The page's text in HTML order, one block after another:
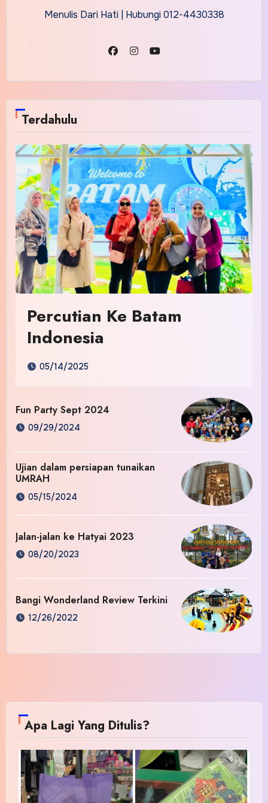
Menulis Dari Hati | Hubungi 012-4430338
Terdahulu
Percutian Ke Batam
Indonesia
05/14/2025
Fun Party Sept 2024
09/29/2024
Ujian dalam persiapan tunaikan
UMRAH
05/15/2024
Jalan-jalan ke Hatyai 2023
08/20/2023
Bangi Wonderland Review Terkini
12/26/2022
Apa Lagi Yang Ditulis?